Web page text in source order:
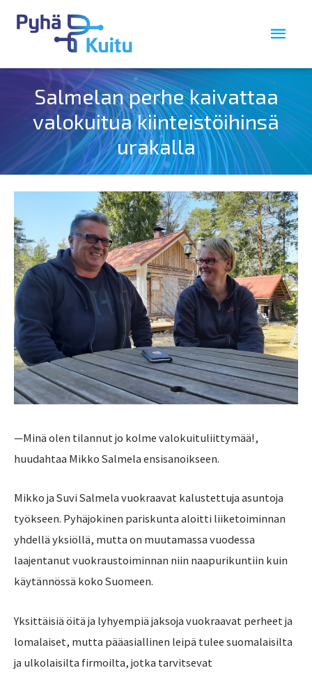
Salmelan perhe kaivattaa
valokuitua kiinteistöihinsä
urakalla
—Minä olen tilannut jo kolme valokuituliittymää!,
huudahtaa Mikko Salmela ensisanoikseen.
Mikko ja Suvi Salmela vuokraavat kalustettuja asuntoja
työkseen. Pyhäjokinen pariskunta aloitti liiketoiminnan
yhdellä yksiöllä, mutta on muutamassa vuodessa
laajentanut vuokraustoiminnan niin naapurikuntiin kuin
käytännössä koko Suomeen.
Yksittäisiä öitä ja lyhyempiä jaksoja vuokraavat perheet ja
lomalaiset, mutta pääasiallinen leipä tulee suomalaisilta
ja ulkolaisilta firmoilta, jotka tarvitsevat